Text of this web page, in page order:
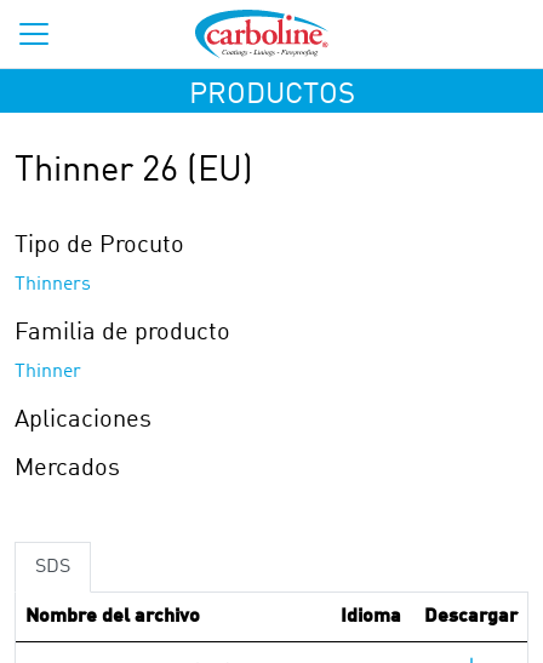
PRODUCTOS
Thinner 26 (EU)
Tipo de Procuto
Thinners
Familia de producto
Thinner
Aplicaciones
Mercados
SDS
Nombre del archivo Idioma Descargar